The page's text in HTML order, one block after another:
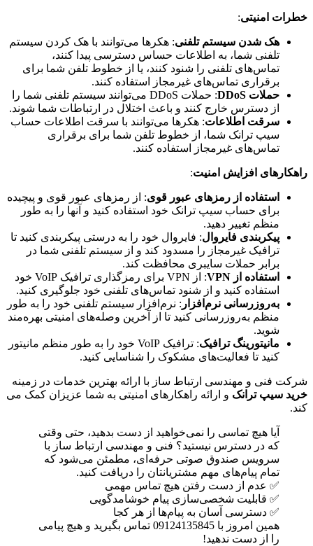
خطرات امنیتی:
هک شدن سیستم تلفنی: هکرها می‌توانند با هک کردن سیستم
تلفنی شما، به اطلاعات حساس دسترسی پیدا کنند،
تماس‌های تلفنی را شنود کنند، یا از خطوط تلفن شما برای
برقراری تماس‌های غیرمجاز استفاده کنند.
حملات DDoS
: حملات DDoS می‌توانند سیستم تلفنی شما را
از دسترس خارج کنند و باعث اختلال در ارتباطات شما شوند.
سرقت اطلاعات: هکرها می‌توانند با سرقت اطلاعات حساب
سیپ ترانک شما، از خطوط تلفن شما برای برقراری
تماس‌های غیرمجاز استفاده کنند.
راهکارهای افزایش امنیت:
استفاده از رمزهای عبور قوی: از رمزهای عبور قوی و پیچیده
برای حساب سیپ ترانک خود استفاده کنید و آنها را به طور
منظم تغییر دهید.
پیکربندی فایروال: فایروال خود را به درستی پیکربندی کنید تا
ترافیک غیرمجاز را مسدود کند و از سیستم تلفنی شما در
برابر حملات سایبری محافظت کند.
استفاده از VPN
: از VPN برای رمزگذاری ترافیک VoIP خود
استفاده کنید و از شنود تماس‌های تلفنی خود جلوگیری کنید.
به‌روزرسانی نرم‌افزار : نرم‌افزار سیستم تلفنی خود را به طور
منظم به‌روزرسانی کنید تا از آخرین وصله‌های امنیتی بهره‌مند
شوید.
مانیتورینگ ترافیک
: ترافیک VoIP خود را به طور منظم مانیتور
کنید تا فعالیت‌های مشکوک را شناسایی کنید.
شرکت فنی و مهندسی ارتباط ساز با ارائه بهترین خدمات در زمینه
خرید سیپ ترانک و ارائه راهکارهای امنیتی به شما عزیزان کمک می
کند.
آیا هیچ تماسی را نمی‌خواهید از دست بدهید، حتی وقتی
که در دسترس نیستید؟ فنی و مهندسی ارتباط ساز با
سرویس صندوق صوتی حرفه‌ای، مطمئن می‌شود که
تمام پیام‌های مهم مشتریانتان را دریافت کنید.
✅ عدم از دست رفتن هیچ تماس مهمی
✅ قابلیت شخصی‌سازی پیام خوشامدگویی
✅ دسترسی آسان به پیام‌ها از هر کجا
همین امروز با 09124135845 تماس بگیرید و هیچ پیامی
را از دست ندهید!